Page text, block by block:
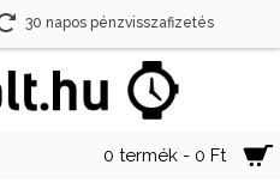
30 napos pénzvisszafizetés
0 termék - 0 Ft